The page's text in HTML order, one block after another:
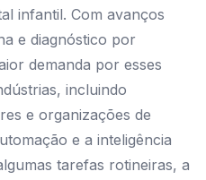
infantil. Com avanços
e diagnóstico por
demanda por esses
incluindo
e organizações de
e a inteligência
tarefas rotineiras, a